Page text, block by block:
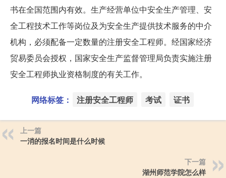
书在全国范围内有效。生产经营单位中安全生产管理、安
全工程技术工作等岗位及为安全生产提供技术服务的中介
机构，必须配备一定数量的注册安全工程师。经国家经济
贸易委员会授权，国家安全生产监督管理局负责实施注册
安全工程师执业资格制度的有关工作。
网络标签： 注册安全工程师 考试 证书
上一篇
一消的报名时间是什么时候
下一篇
湖州师范学院怎么样